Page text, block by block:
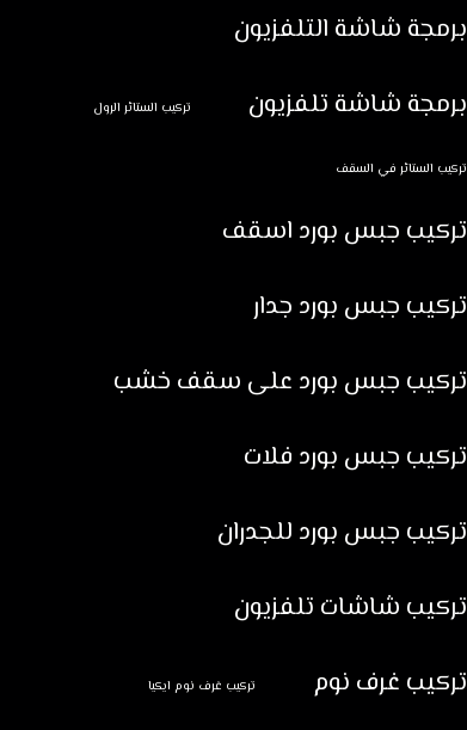
برمجة شاشة التلفزيون
برمجة شاشة تلفزيون
تركيب الستائر الرول
تركيب الستائر في السقف
تركيب جبس بورد اسقف
تركيب جبس بورد جدار
تركيب جبس بورد على سقف خشب
تركيب جبس بورد فلات
تركيب جبس بورد للجدران
تركيب شاشات تلفزيون
تركيب غرف نوم
تركيب غرف نوم ايكيا